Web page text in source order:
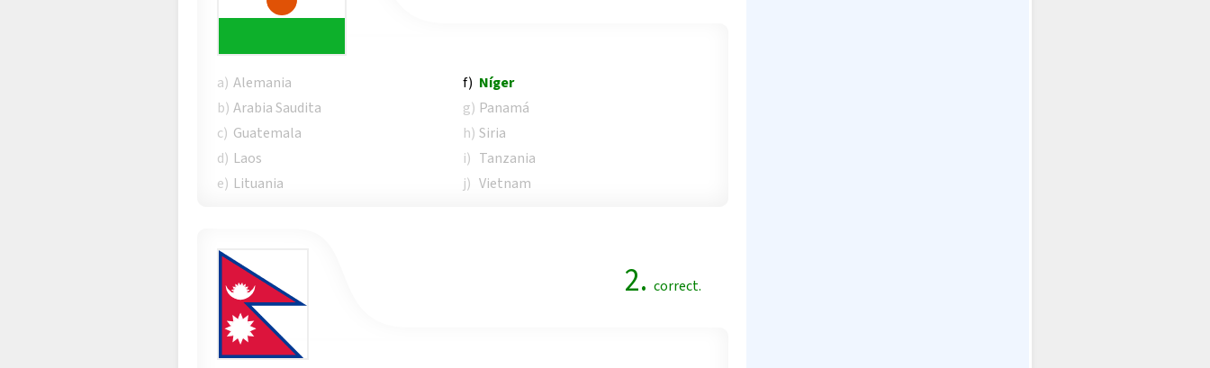
a) Alemania
b) Arabia Saudita
c) Guatemala
d) Laos
e) Lituania
f) Níger
g) Panamá
h) Siria
i) Tanzania
j) Vietnam
2. correct.